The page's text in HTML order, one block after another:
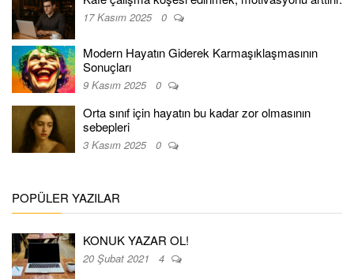
17 Kasım 2025 0
Modern Hayatın Giderek Karmaşıklaşmasının
Sonuçları
9 Kasım 2025 0
Orta sınıf için hayatın bu kadar zor olmasının
sebepleri
3 Kasım 2025 0
POPÜLER YAZILAR
KONUK YAZAR OL!
20 Şubat 2021 4